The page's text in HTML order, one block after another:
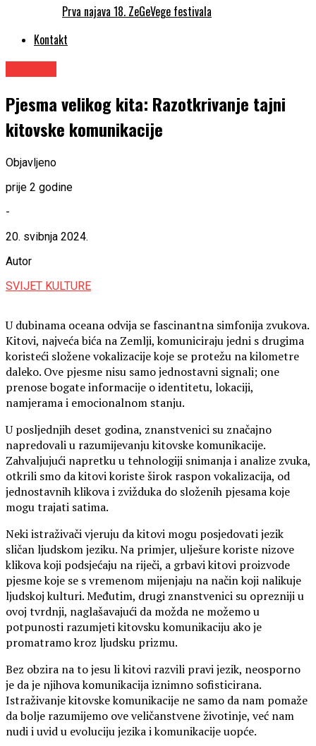
Prva najava 18. ZeGeVege festivala
Kontakt
Pjesma velikog kita: Razotkrivanje tajni
kitovske komunikacije
Objavljeno
prije 2 godine
-
20. svibnja 2024.
Autor
SVIJET KULTURE
U dubinama oceana odvija se fascinantna simfonija zvukova.
Kitovi, najveća bića na Zemlji, komuniciraju jedni s drugima
koristeći složene vokalizacije koje se protežu na kilometre
daleko. Ove pjesme nisu samo jednostavni signali; one
prenose bogate informacije o identitetu, lokaciji,
namjerama i emocionalnom stanju.
U posljednjih deset godina, znanstvenici su značajno
napredovali u razumijevanju kitovske komunikacije.
Zahvaljujući napretku u tehnologiji snimanja i analize zvuka,
otkrili smo da kitovi koriste širok raspon vokalizacija, od
jednostavnih klikova i zvižduka do složenih pjesama koje
mogu trajati satima.
Neki istraživači vjeruju da kitovi mogu posjedovati jezik
sličan ljudskom jeziku. Na primjer, ulješure koriste nizove
klikova koji podsjećaju na riječi, a grbavi kitovi proizvode
pjesme koje se s vremenom mijenjaju na način koji nalikuje
ljudskoj kulturi. Međutim, drugi znanstvenici su oprezniji u
ovoj tvrdnji, naglašavajući da možda ne možemo u
potpunosti razumjeti kitovsku komunikaciju ako je
promatramo kroz ljudsku prizmu.
Bez obzira na to jesu li kitovi razvili pravi jezik, neosporno
je da je njihova komunikacija iznimno sofisticirana.
Istraživanje kitovske komunikacije ne samo da nam pomaže
da bolje razumijemo ove veličanstvene životinje, već nam
nudi i uvid u evoluciju jezika i komunikacije uopće.